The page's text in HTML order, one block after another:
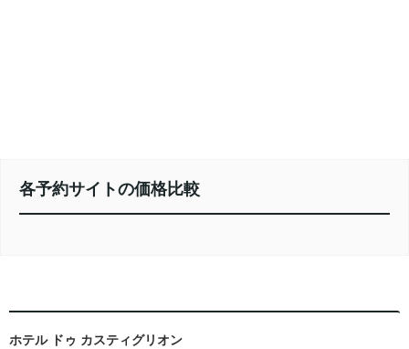
各予約サイトの価格比較
ホテル ドゥ カスティグリオン